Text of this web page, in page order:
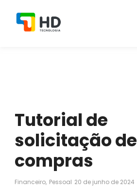
Tutorial de
solicitação de
compras
Financeiro, Pessoal 20 de junho de 2024